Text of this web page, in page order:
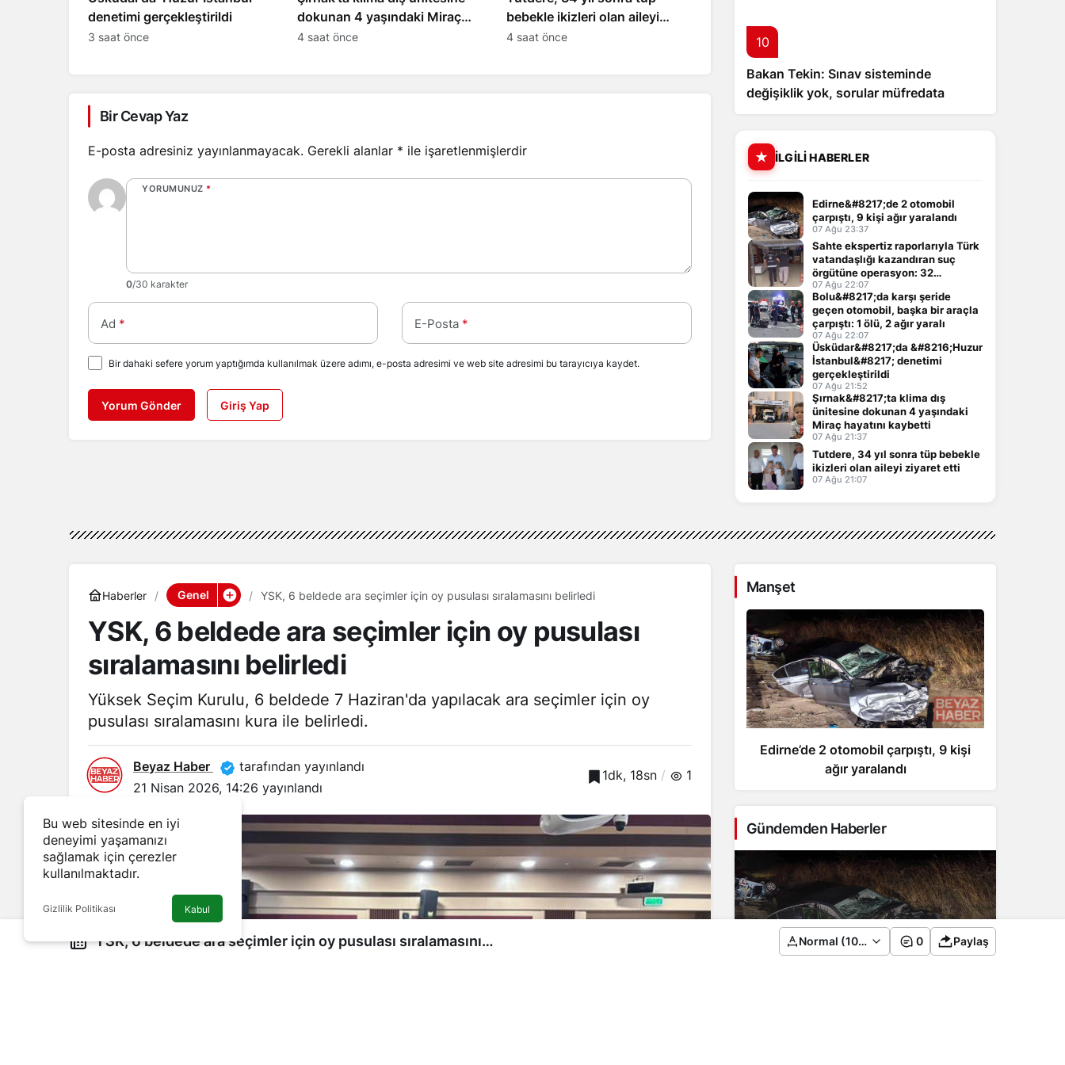
denetimi gerçekleştirildi
3 saat önce
dokunan 4 yaşındaki Miraç
hayatını kaybetti
4 saat önce
bebekle ikizleri olan aileyi
ziyaret etti
4 saat önce
Bir Cevap Yaz
E-posta adresiniz yayınlanmayacak. Gerekli alanlar * ile işaretlenmişlerdir
YORUMUNUZ *
0/30 karakter
Ad * E-Posta *
Bir dahaki sefere yorum yaptığımda kullanılmak üzere adımı, e-posta adresimi ve web site adresimi bu tarayıcıya kaydet.
Yorum Gönder Giriş Yap
10
Bakan Tekin: Sınav sisteminde
değişiklik yok, sorular müfredata
İLGILI HABERLER
Edirne&#8217;de 2 otomobil
çarpıştı, 9 kişi ağır yaralandı
07 Ağu 23:37
Sahte ekspertiz raporlarıyla Türk
vatandaşlığı kazandıran suç
örgütüne operasyon: 32
tutuklama
07 Ağu 22:07
Bolu&#8217;da karşı şeride
geçen otomobil, başka bir araçla
çarpıştı: 1 ölü, 2 ağır yaralı
07 Ağu 22:07
Üsküdar&#8217;da &#8216;Huzur
İstanbul&#8217; denetimi
gerçekleştirildi
07 Ağu 21:52
Şırnak&#8217;ta klima dış
ünitesine dokunan 4 yaşındaki
Miraç hayatını kaybetti
07 Ağu 21:37
Tutdere, 34 yıl sonra tüp bebekle
ikizleri olan aileyi ziyaret etti
07 Ağu 21:07
Haberler Genel YSK, 6 beldede ara seçimler için oy pusulası sıralamasını belirledi
YSK, 6 beldede ara seçimler için oy pusulası
sıralamasını belirledi
Yüksek Seçim Kurulu, 6 beldede 7 Haziran'da yapılacak ara seçimler için oy
pusulası sıralamasını kura ile belirledi.
Beyaz Haber
tarafından yayınlandı
21 Nisan 2026, 14:26 yayınlandı
1dk, 18sn 1
YSK, 6 beldede ara seçimler için oy pusulası sıralamasını Normal (100%) 0 Paylaş
Manşet
Edirne’de 2 otomobil çarpıştı, 9 kişi
ağır yaralandı
Gündemden Haberler
Edirne’de 2 otomobil çarpıştı, 9 kişi ağır
yaralandı
Bu web sitesinde en iyi
deneyimi yaşamanızı
sağlamak için çerezler
kullanılmaktadır.
Gizlilik Politikası Kabul